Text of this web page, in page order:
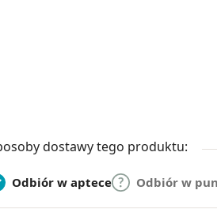
dostawy tego produktu:
Odbiór w aptece Odbiór w